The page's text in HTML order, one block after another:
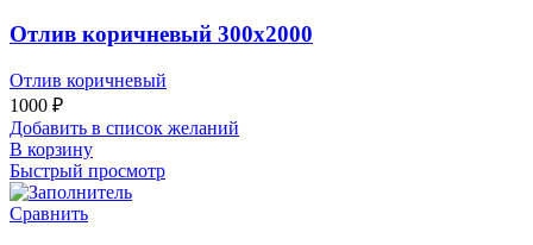
Отлив коричневый 300х2000
Отлив коричневый
1000 ₽
Добавить в список желаний
В корзину
Быстрый просмотр
Сравнить